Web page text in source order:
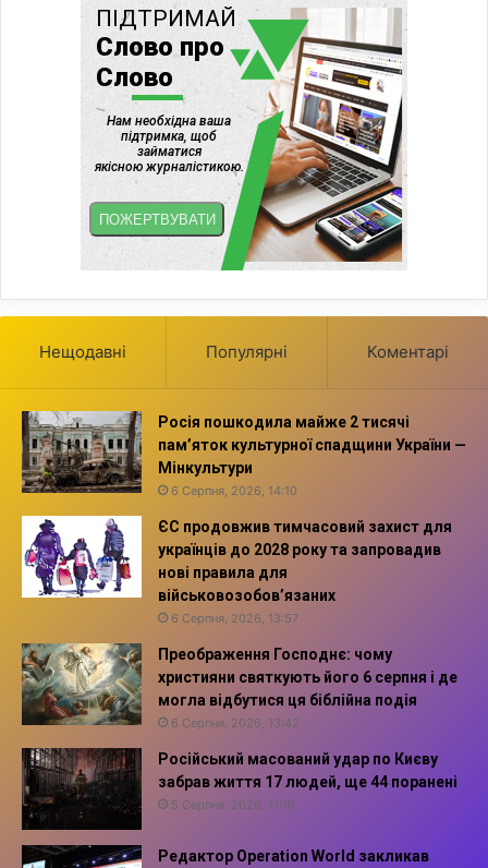
Нещодавні Популярні Коментарі
Росія пошкодила майже 2 тисячі
пам’яток культурної спадщини України —
Мінкультури
6 Серпня, 2026, 14:10
ЄС продовжив тимчасовий захист для
українців до 2028 року та запровадив
нові правила для
військовозобов’язаних
6 Серпня, 2026, 13:57
Преображення Господнє: чому
християни святкують його 6 серпня і де
могла відбутися ця біблійна подія
6 Серпня, 2026, 13:42
Російський масований удар по Києву
забрав життя 17 людей, ще 44 поранені
5 Серпня, 2026, 11:16
Редактор Operation World закликав